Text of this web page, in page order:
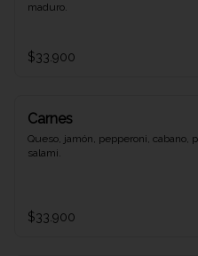
maduro.
$33.900
Carnes
Queso, jamón, pepperoni, cabano,
salami.
$33.900